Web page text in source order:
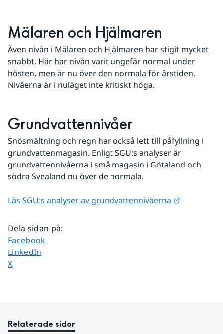
Mälaren och Hjälmaren
Även nivån i Mälaren och Hjälmaren har stigit mycket
snabbt. Här har nivån varit ungefär normal under
hösten, men är nu över den normala för årstiden.
Nivåerna är i nuläget inte kritiskt höga.
Grundvattennivåer
Snösmältning och regn har också lett till påfyllning i
grundvattenmagasin. Enligt SGU:s analyser är
grundvattennivåerna i små magasin i Götaland och
södra Svealand nu över de normala.
Läs SGU:s analyser av grundvattennivåerna
Dela sidan på:
Dela sidan på
Facebook
Dela sidan på
LinkedIn
Dela sidan på
X
Relaterade sidor